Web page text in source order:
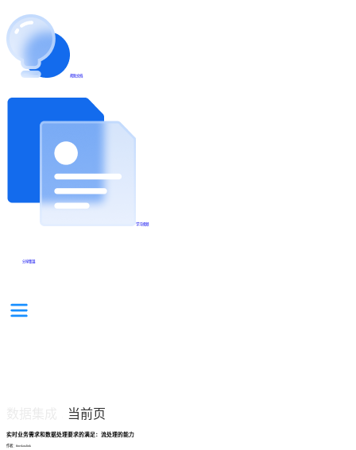
帮助文档
学习视频
分享集锦
当前页
实时业务需求和数据处理要求的满足：流处理的能力
作者：finedatalink